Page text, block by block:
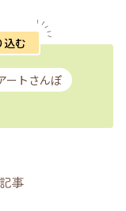
込む
ートさんぽ
事